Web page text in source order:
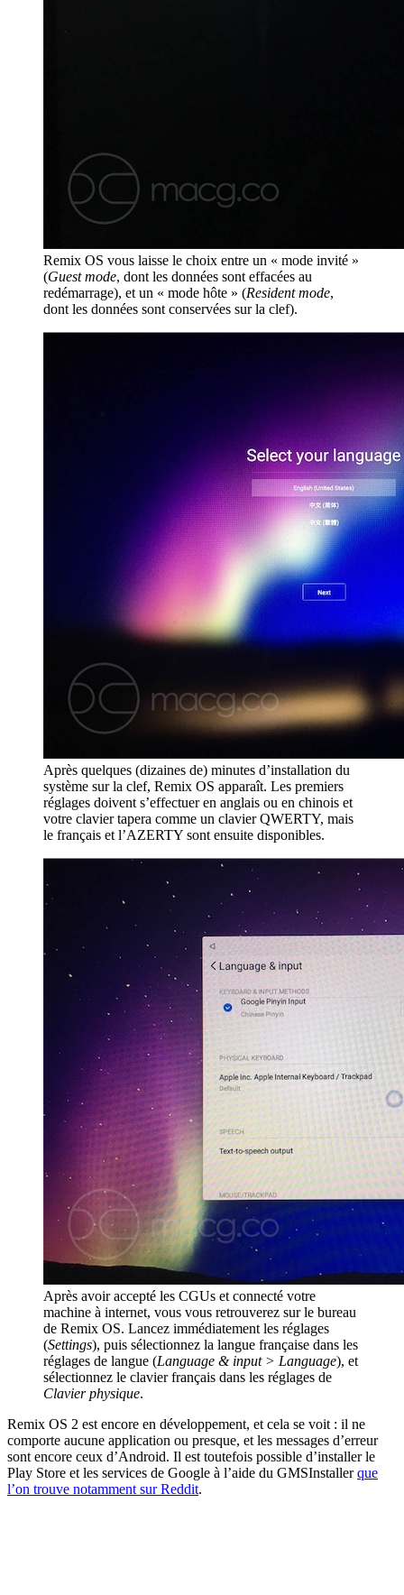
Remix OS vous laisse le choix entre un « mode invité »
(Guest mode, dont les données sont effacées au
redémarrage), et un « mode hôte » (Resident mode,
dont les données sont conservées sur la clef).
Après quelques (dizaines de) minutes d’installation du
système sur la clef, Remix OS apparaît. Les premiers
réglages doivent s’effectuer en anglais ou en chinois et
votre clavier tapera comme un clavier QWERTY, mais
le français et l’AZERTY sont ensuite disponibles.
Après avoir accepté les CGUs et connecté votre
machine à internet, vous vous retrouverez sur le bureau
de Remix OS. Lancez immédiatement les réglages
(Settings), puis sélectionnez la langue française dans les
réglages de langue (Language & input > Language), et
sélectionnez le clavier français dans les réglages de
Clavier physique.
Remix OS 2 est encore en développement, et cela se voit : il ne
comporte aucune application ou presque, et les messages d’erreur
sont encore ceux d’Android. Il est toutefois possible d’installer le
Play Store et les services de Google à l’aide du GMSInstallerque
l’on trouve notamment sur Reddit.